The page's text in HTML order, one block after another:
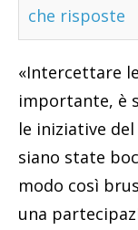
che risposte
«Intercettare
importante, è
le iniziative
siano state
modo così
una